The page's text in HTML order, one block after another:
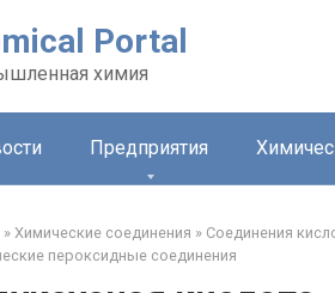
Portal
химия
Предприятия
» Химические соединения » Соединения
пероксидные соединения‎